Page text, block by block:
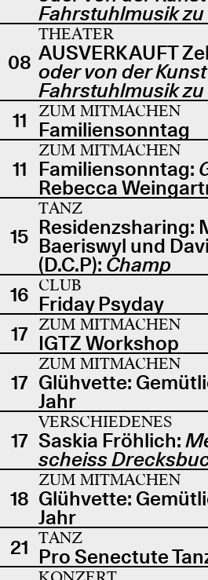
Fahrstuhlmusik
08
THEATER
AUSVERKAUFT
oder von der
Fahrstuhlmusik
11
ZUM MITMACHEN
Familiensonntag
11
ZUM MITMACHEN
Familiensonntag:
Rebecca
15
TANZ
Residenzsharing:
Baeriswyl und
(D.C.P): Champ
16 CLUB
Friday Psyday
17 ZUM MITMACHEN
IGTZ Workshop
17
ZUM MITMACHEN
Glühvette:
Jahr
17
VERSCHIEDENES
Saskia Fröhlich:
scheiss
18
ZUM MITMACHEN
Glühvette:
Jahr
21 TANZ
Pro Senectute